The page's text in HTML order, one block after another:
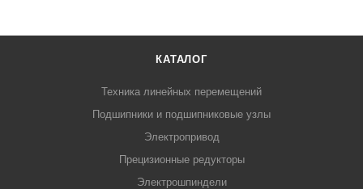
КАТАЛОГ
Техника линейных перемещений
Подшипники и подшипниковые узлы
Электропривод
Прецизионные редукторы
Электрошпиндели